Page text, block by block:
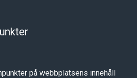
på webbplatsens innehåll